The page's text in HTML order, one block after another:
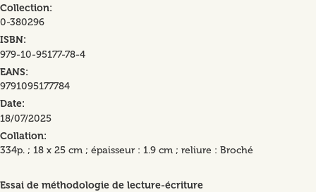
Collection
0-380296
ISBN
979-10-95177-78-4
EANS
9791095177784
Date
18/07/2025
Collation
334p. ; 18 x 25 cm ; épaisseur : 1.9 cm ; reliure : Broché
Essai de méthodologie de lecture-écriture